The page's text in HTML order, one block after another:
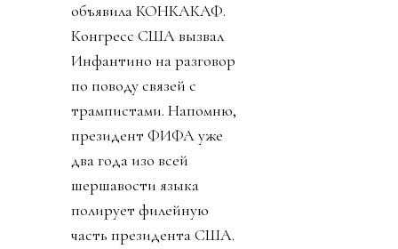
объявила КОНКАКАФ.
Конгресс США вызвал
Инфантино на разговор
по поводу связей с
трампистами. Напомню,
президент ФИФА уже
два года изо всей
шершавости языка
полирует филейную
часть президента США.